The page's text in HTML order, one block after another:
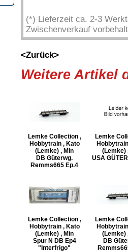
(*) Lieferzeit ca. 2-3
Zwischenverkauf
<Zurück>
Weitere Artikel
Lemke Collection ,
Hobbytrain , Kato
(Lemke) , Min
DB Güterwg.
Remms665 Ep.4
Lemke
(Lemke)
USA
Lemke Collection ,
Hobbytrain , Kato
(Lemke) , Min
Spur N DB Ep4
"Interfrigo"
Lemke
(Lemke)
DB